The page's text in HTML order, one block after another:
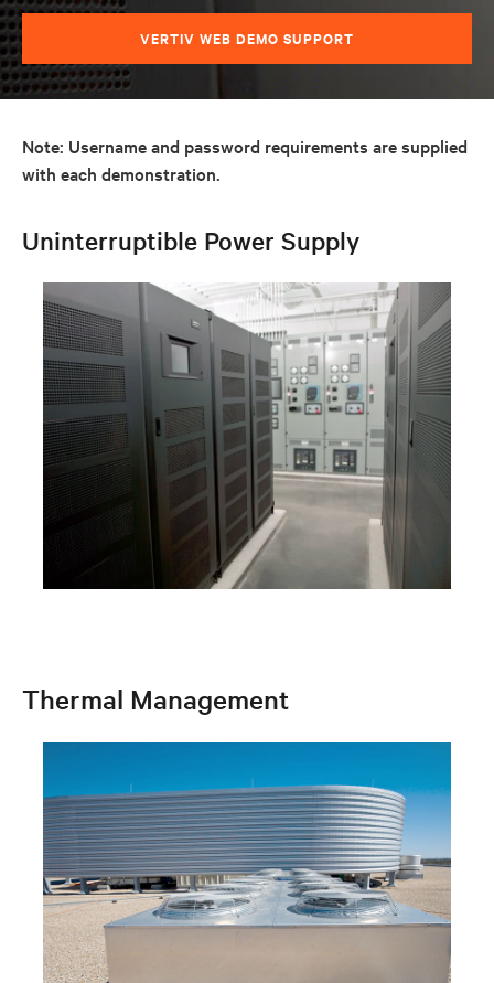
VERTIV WEB DEMO SUPPORT
Note: Username and password requirements are supplied
with each demonstration.
Uninterruptible Power Supply
Thermal Management